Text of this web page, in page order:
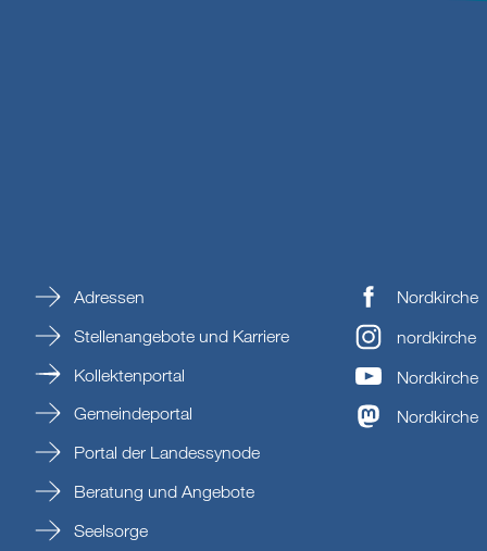
Adressen
Stellenangebote und Karriere
Kollektenportal
Gemeindeportal
Portal der Landessynode
Beratung und Angebote
Seelsorge
Nordkirche
nordkirche
Nordkirche
Nordkirche